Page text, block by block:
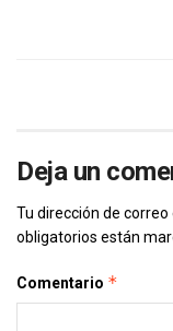
Deja un
Tu dirección de
obligatorios están
Comentario *